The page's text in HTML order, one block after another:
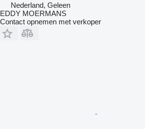
Nederland, Geleen
EDDY MOERMANS
Contact opnemen met verkoper